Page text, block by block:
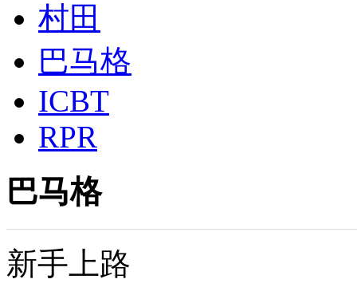
村田
巴马格
ICBT
RPR
巴马格
新手上路